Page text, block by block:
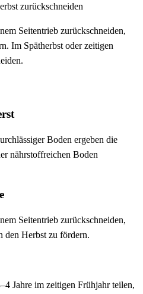
zurückschneiden
Seitentrieb zurückschneiden,
Im Spätherbst oder zeitigen
Boden ergeben die
nährstoffreichen Boden
Seitentrieb zurückschneiden,
den Herbst zu fördern.
Jahre im zeitigen Frühjahr teilen,